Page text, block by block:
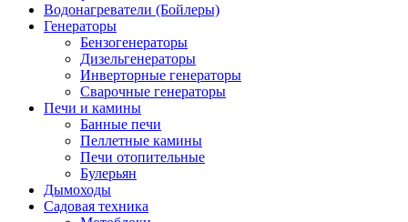
Водонагреватели (Бойлеры)
Генераторы
Бензогенераторы
Дизельгенераторы
Инверторные генераторы
Сварочные генераторы
Печи и камины
Банные печи
Пеллетные камины
Печи отопительные
Булерьян
Дымоходы
Садовая техника